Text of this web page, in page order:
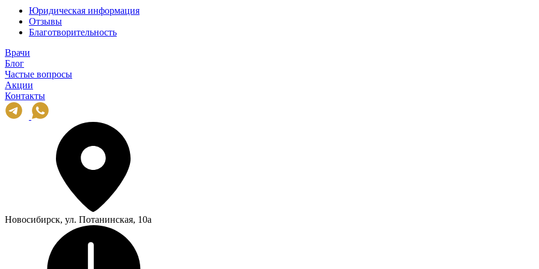
Юридическая информация
Отзывы
Благотворительность
Врачи
Блог
Частые вопросы
Акции
Контакты
Новосибирск, ул. Потанинская, 10а